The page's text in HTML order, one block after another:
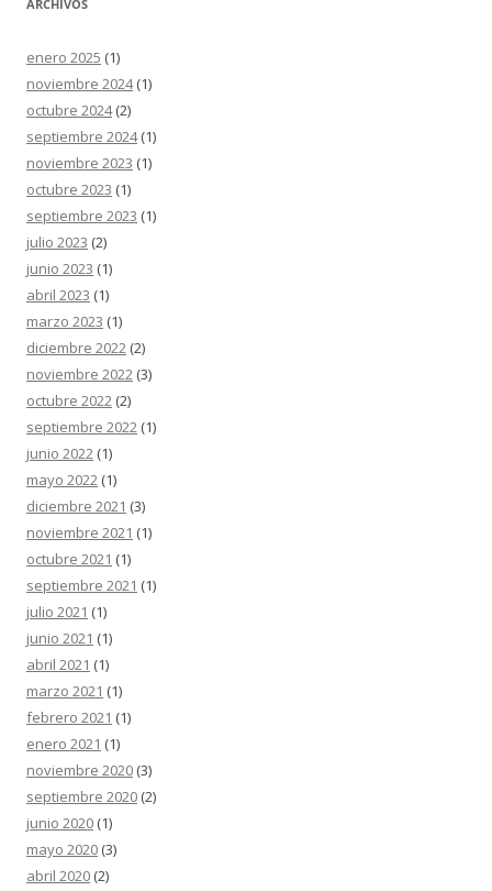
ARCHIVOS
enero 2025 (1)
noviembre 2024(1)
octubre 2024(2)
septiembre 2024(1)
noviembre 2023 (1)
octubre 2023 (1)
septiembre 2023 (1)
julio 2023 (2)
junio 2023 (1)
abril 2023 (1)
marzo 2023 (1)
diciembre 2022 (2)
noviembre 2022 (3)
octubre 2022 (2)
septiembre 2022 (1)
junio 2022 (1)
mayo 2022 (1)
diciembre 2021 (3)
noviembre 2021 (1)
octubre 2021 (1)
septiembre 2021 (1)
julio 2021 (1)
junio 2021 (1)
abril 2021 (1)
marzo 2021 (1)
febrero 2021 (1)
enero 2021 (1)
noviembre 2020 (3)
septiembre 2020 (2)
junio 2020 (1)
mayo 2020 (3)
abril 2020 (2)